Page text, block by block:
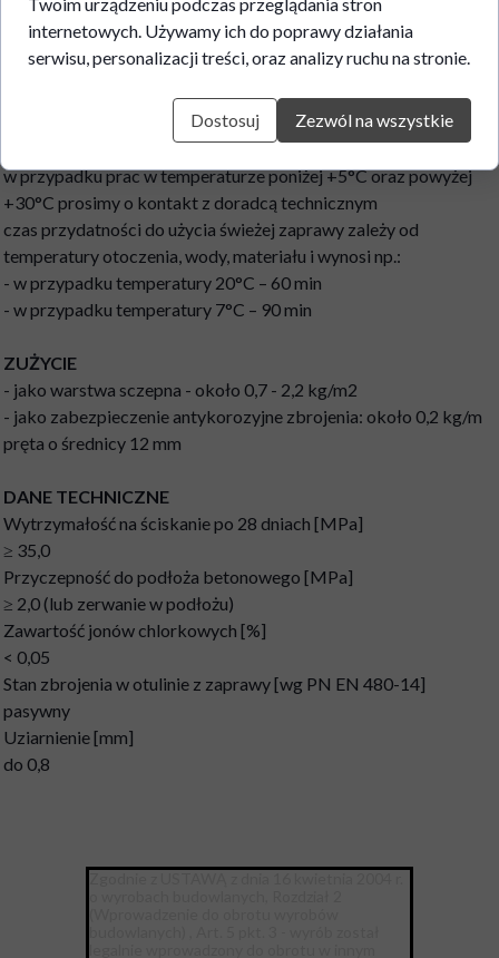
z podłoża. Pozostawiony materiał będzie działał
rozdzielczo dla kolejnej warstwy zaprawy lub betonu. Podłoże
ponownie należy przygotować wg punktu „Przygotowanie
w przypadku prac w temperaturze poniżej +5°C oraz powyżej
+30°C prosimy o kontakt z doradcą technicznym
czas przydatności do użycia świeżej zaprawy zależy od
temperatury otoczenia, wody, materiału i wynosi np.:
- w przypadku temperatury 20°C – 60 min
- w przypadku temperatury 7°C – 90 min
ZUŻYCIE
- jako warstwa sczepna - około 0,7 - 2,2 kg/m2
- jako zabezpieczenie antykorozyjne zbrojenia: około 0,2 kg/m
pręta o średnicy 12 mm
DANE TECHNICZNE
Wytrzymałość na ściskanie po 28 dniach [MPa]
≥ 35,0
Przyczepność do podłoża betonowego [MPa]
≥ 2,0 (lub zerwanie w podłożu)
Zawartość jonów chlorkowych [%]
< 0,05
Stan zbrojenia w otulinie z zaprawy [wg PN EN 480-14]
pasywny
Uziarnienie [mm]
do 0,8
internetowych. Używamy ich do poprawy działania
serwisu, personalizacji treści, oraz analizy ruchu na stronie.
Dostosuj Zezwól na wszystkie